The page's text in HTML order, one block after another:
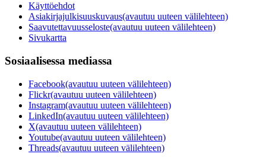
Käyttöehdot
Asiakirjajulkisuuskuvaus(avautuu uuteen välilehteen)
Saavutettavuusseloste(avautuu uuteen välilehteen)
Sivukartta
Sosiaalisessa mediassa
Facebook(avautuu uuteen välilehteen)
Flickr(avautuu uuteen välilehteen)
Instagram(avautuu uuteen välilehteen)
LinkedIn(avautuu uuteen välilehteen)
X(avautuu uuteen välilehteen)
Youtube(avautuu uuteen välilehteen)
Threads(avautuu uuteen välilehteen)